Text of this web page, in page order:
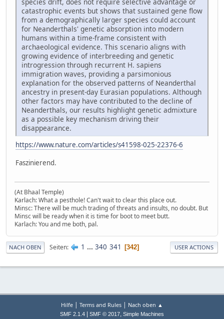
catastrophic events but shows that sustained gene flow
from a demographically larger species could account
for Neanderthals' genetic absorption into modern
humans within a time-frame consistent with
archaeological evidence. This scenario aligns with
growing evidence of interbreeding and genetic
introgression through recurrent H. sapiens
immigration waves, providing a parsimonious
explanation for the observed patterns of Neanderthal
ancestry in present-day Eurasian populations. Although
other factors may have contributed to the decline of
Neanderthals, our results highlight genetic admixture
as a possible key mechanism driving their
disappearance.
https://www.nature.com/articles/s41598-025-22376-6
Faszinierend.
(At Bhaal Temple)
Karlach: What a pesthole! Can't wait to clear this place out.
Minsc: There will be much trading of threats and insults, no doubt. But
Minsc will be ready when it is time for boot to meet butt.
Karlach: You and me both, pal.
NACH OBEN Seiten 1 ... 340 341 342 USER ACTIONS
Hilfe | Terms and Rules | Nach oben ▲
SMF 2.1.4 SMF © 2017, Simple Machines